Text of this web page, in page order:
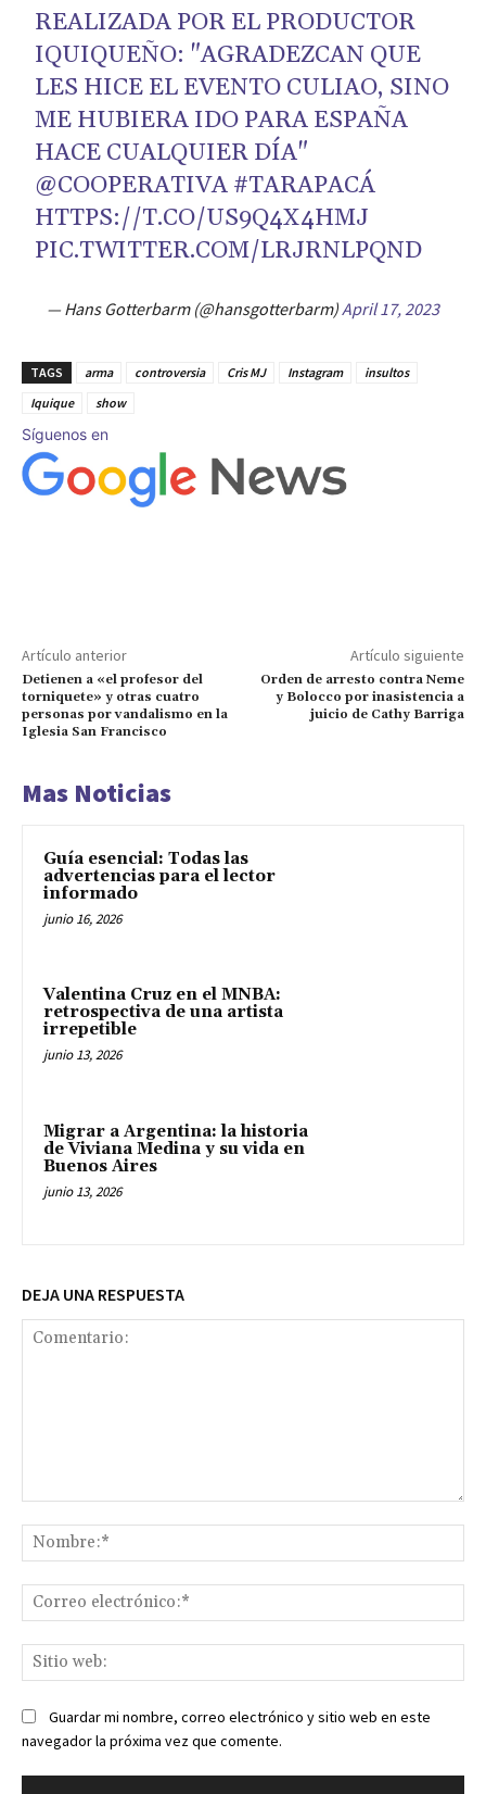
REALIZADA POR EL PRODUCTOR
IQUIQUEÑO: "AGRADEZCAN QUE
LES HICE EL EVENTO CULIAO, SINO
ME HUBIERA IDO PARA ESPAÑA
HACE CUALQUIER DÍA"
@COOPERATIVA #TARAPACÁ
HTTPS://T.CO/US9Q4X4HMJ
PIC.TWITTER.COM/LRJRNLPQND
— Hans Gotterbarm (@hansgotterbarm)April 17, 2023
TAGS arma controversia Cris MJ Instagram
insultos
Iquique
show
Síguenos en
Artículo anterior
Detienen a «el profesor del
torniquete» y otras cuatro
personas por vandalismo en la
Iglesia San Francisco
Artículo siguiente
Orden de arresto contra Neme
y Bolocco por inasistencia a
juicio de Cathy Barriga
Mas Noticias
Guía esencial: Todas las
advertencias para el lector
informado
junio 16, 2026
Valentina Cruz en el MNBA:
retrospectiva de una artista
irrepetible
junio 13, 2026
Migrar a Argentina: la historia
de Viviana Medina y su vida en
Buenos Aires
junio 13, 2026
DEJA UNA RESPUESTA
Guardar mi nombre, correo electrónico y sitio web en este
navegador la próxima vez que comente.